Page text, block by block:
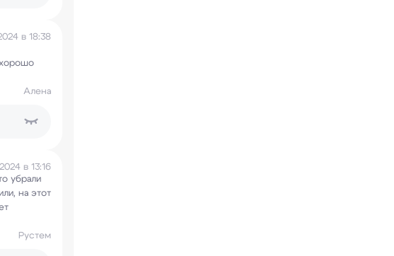
в 18:38
Алена
в 13:16
убрали
на этот
Рустем